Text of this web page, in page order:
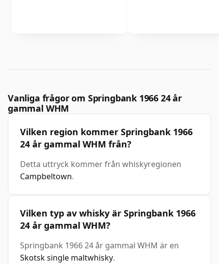
Vanliga frågor om Springbank 1966 24 år
gammal WHM
Vilken region kommer Springbank 1966
24 år gammal WHM från?
Detta uttryck kommer från whiskyregionen
Campbeltown.
Vilken typ av whisky är Springbank 1966
24 år gammal WHM?
Springbank 1966 24 år gammal WHM är en
Skotsk single maltwhisky.